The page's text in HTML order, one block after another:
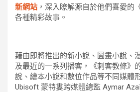
新網站 ，深入瞭解源自於他們喜愛的
各種精彩故事。
藉由即將推出的新小說、圖畫小說、
及最近的一系列播客，《刺客教條》
說、繪本小說和數位作品等不同媒體
Ubisoft 蒙特婁跨媒體總監 Aymar